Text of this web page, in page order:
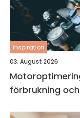
inspiration
03. August 2026
Motoroptimering arvika
förbrukning